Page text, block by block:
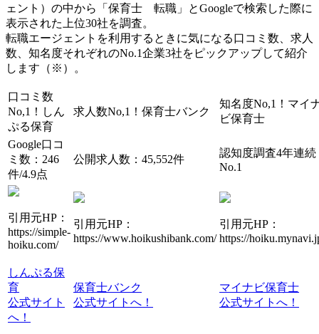
ェント）の中から「保育士 転職」とGoogleで検索した際に
表示された上位30社を調査。
転職エージェントを利用するときに気になる口コミ数、求人
数、知名度それぞれのNo.1企業3社をピックアップして紹介
します（※）。
口コミ数
No,1！ しん
ぷる保育
求人数No,1！ 保育士バンク
知名度No,1！ マイ
ビ保育士
Google口コ
ミ数：246
件/4.9点
公開求人数：45,552件
認知度調査4年連続
No.1
引用元HP：
https://simple-
hoiku.com/
引用元HP：
https://www.hoikushibank.com/
引用元HP：
https://
しんぷる保
育
公式サイト
へ！
保育士バンク
公式サイトへ！
マイナビ保育士
公式サイトへ！